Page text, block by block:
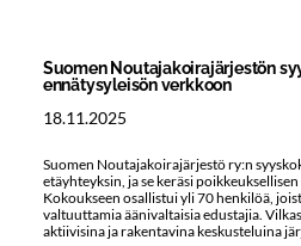
Suomen Noutajakoirajärjestön
ennätysyleisön verkkoon
18.11.2025
Suomen Noutajakoirajärjestö ry:n
etäyhteyksin, ja se keräsi
Kokoukseen osallistui yli 70 henkilöä,
valtuuttamia äänivaltaisia edustajia.
aktiivisina ja rakentavina keskusteluina